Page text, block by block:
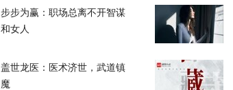
么不支持？
步步为赢：职场总离不开智谋
和女人
盖世龙医：医术济世，武道镇
魔